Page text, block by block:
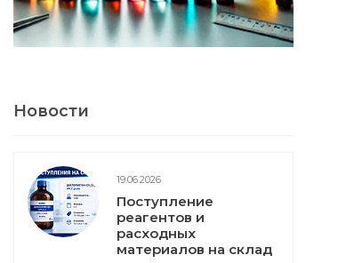
Новости
19.06.2026
Поступление
реагентов и
расходных
материалов на склад